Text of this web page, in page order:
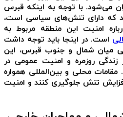
می‌شود. با توجه به اینکه قبرس
که دارای تنش‌های سیاسی است،
امنیت این منطقه مربوط به
است. در اینجا باید توجه داشت
میان شمال و جنوب قبرس، این
روزمره و امنیت عمومی در
محلی و بین‌المللی همواره
تنش جلوگیری کنند و امنیت